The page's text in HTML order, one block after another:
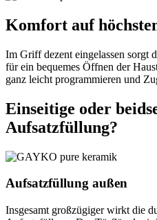
Komfort auf
Im Griff dezent eingelassen sorgt
für ein bequemes Öffnen der
ganz leicht programmieren und
Einseitige oder
Aufsatzfüllung?
Aufsatzfüllung außen
Insgesamt großzügiger wirkt die